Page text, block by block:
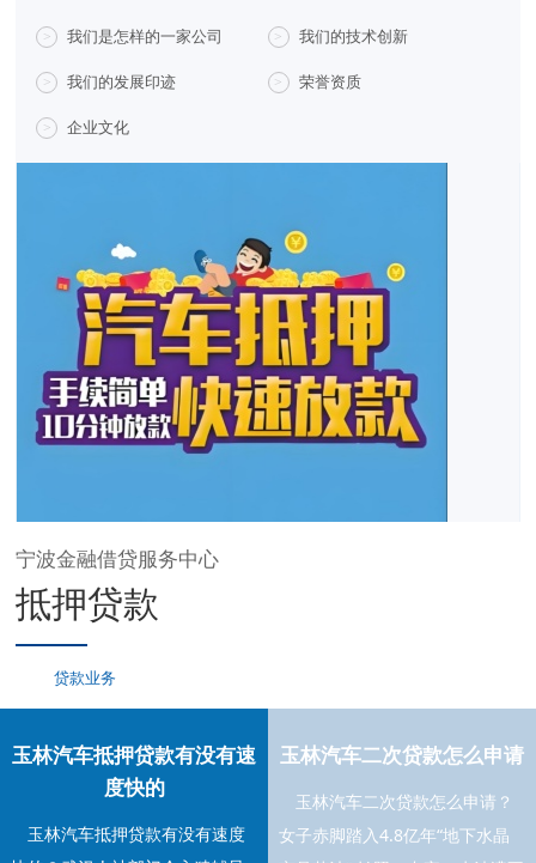
> 我们是怎样的一家公司 > 我们的技术创新
> 我们的发展印迹 > 荣誉资质
> 企业文化
宁波金融借贷服务中心
抵押贷款
贷款业务
玉林汽车抵押贷款有没有速
度快的
玉林汽车抵押贷款有没有速度
玉林汽车二次贷款怎么申请
玉林汽车二次贷款怎么申请？
女子赤脚踏入4.8亿年“地下水晶